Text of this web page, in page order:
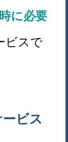
に必要
ビスで
ビス